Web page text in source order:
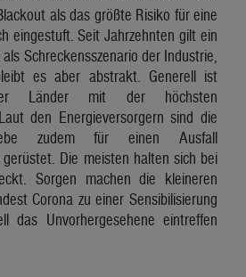
als das größte Risiko für eine
eingestuft. Seit Jahrzehnten gilt ein
Schreckensszenario der Industrie,
es aber abstrakt. Generell ist
Länder mit der höchsten
den Energieversorgern sind die
zudem für einen Ausfall
Die meisten halten sich bei
Sorgen machen die kleineren
Corona zu einer Sensibilisierung
das Unvorhergesehene eintreffen